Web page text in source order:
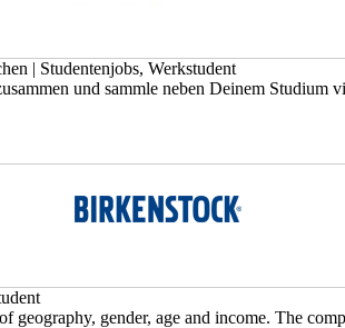
| Studentenjobs, Werkstudent
und sammle neben Deinem Studium
gender, age and income. The